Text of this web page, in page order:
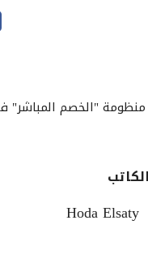
منظومة "الخصم المباشر"
Hoda Elsaty